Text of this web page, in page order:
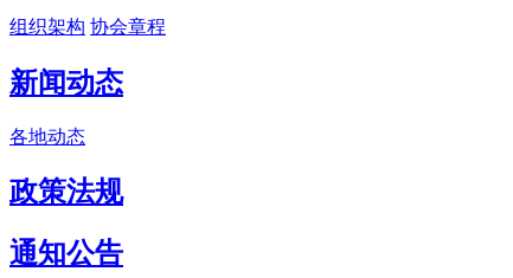
组织架构 协会章程
新闻动态
各地动态
政策法规
通知公告